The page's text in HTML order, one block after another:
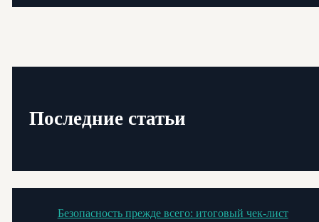
Последние статьи
Безопасность прежде всего: итоговый чек-лист